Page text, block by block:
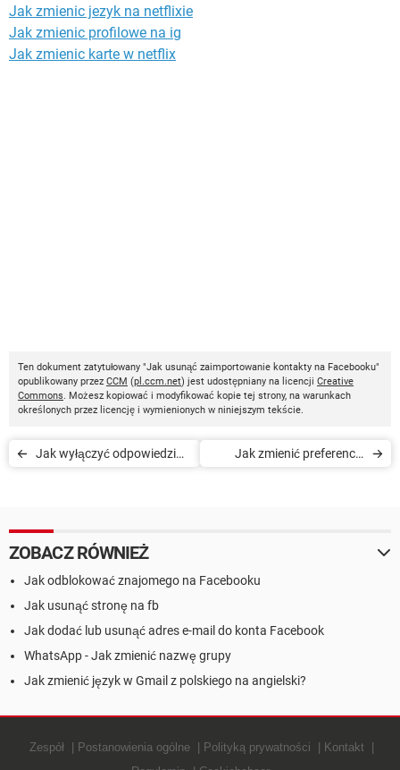
Jak zmienic jezyk na netflixie
Jak zmienic profilowe na ig
Jak zmienic karte w netflix
Ten dokument zatytułowany "Jak usunąć zaimportowanie kontakty na Facebooku"
opublikowany przez CCM (pl.ccm.net) jest udostępniany na licencji Creative
Commons. Możesz kopiować i modyfikować kopie tej strony, na warunkach
określonych przez licencję i wymienionych w niniejszym tekście.
Jak wyłączyć odpowiedzi
Jak zmienić preferencje
ZOBACZ RÓWNIEŻ
Jak odblokować znajomego na Facebooku
Jak usunąć stronę na fb
Jak dodać lub usunąć adres e-mail do konta Facebook
WhatsApp - Jak zmienić nazwę grupy
Jak zmienić język w Gmail z polskiego na angielski?
Zespół Postanowienia ogólne Polityką prywatności
Kontakt